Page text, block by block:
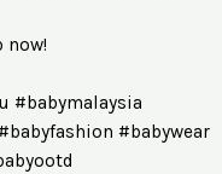
now!
#babymalaysia
#babywear